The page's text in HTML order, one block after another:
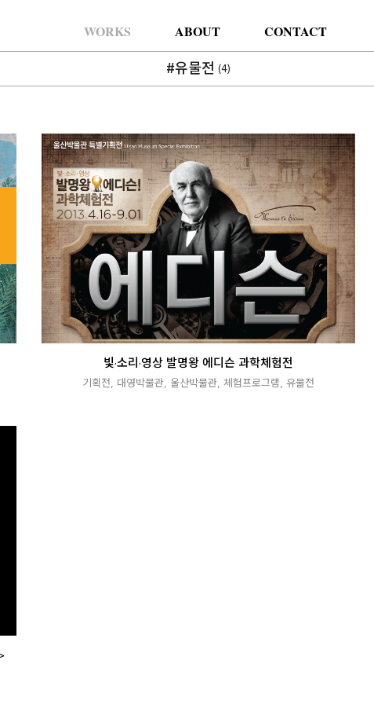
WORKS ABOUT CONTACT
#유물전 (4)
빛·소리·영상 발명왕 에디슨 과학체험전
기획전, 대영박물관, 울산박물관, 체험프로그램 , 유물전